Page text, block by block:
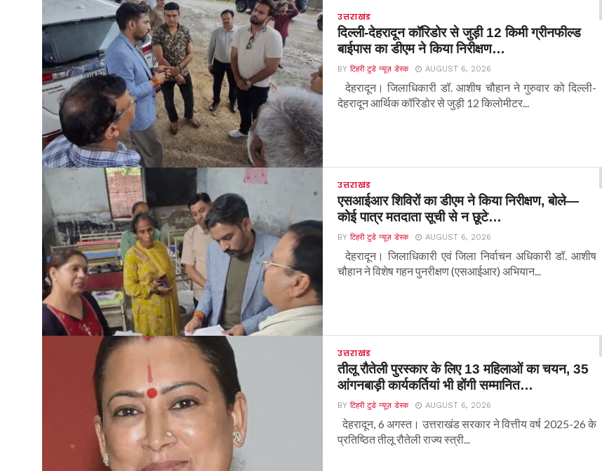
उत्तराखंड
दिल्ली-देहरादून कॉरिडोर से जुड़ी 12 किमी ग्रीनफील्ड
बाईपास का डीएम ने किया निरीक्षण…
BYटिहरी टुडे न्यूज़ डेस्क AUGUST 6, 2026
देहरादून। जिलाधिकारी डॉ. आशीष चौहान ने गुरुवार को दिल्ली-
देहरादून आर्थिक कॉरिडोर से जुड़ी 12 किलोमीटर...
उत्तराखंड
एसआईआर शिविरों का डीएम ने किया निरीक्षण, बोले—
कोई पात्र मतदाता सूची से न छूटे…
BYटिहरी टुडे न्यूज़ डेस्क AUGUST 6, 2026
देहरादून। जिलाधिकारी एवं जिला निर्वाचन अधिकारी डॉ. आशीष
चौहान ने विशेष गहन पुनरीक्षण (एसआईआर) अभियान...
उत्तराखंड
तीलू रौतेली पुरस्कार के लिए 13 महिलाओं का चयन, 35
आंगनबाड़ी कार्यकर्तियां भी होंगी सम्मानित…
BYटिहरी टुडे न्यूज़ डेस्क AUGUST 6, 2026
देहरादून, 6 अगस्त। उत्तराखंड सरकार ने वित्तीय वर्ष 2025-26 के
प्रतिष्ठित तीलू रौतेली राज्य स्त्री...